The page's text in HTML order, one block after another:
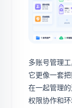
多账号管理
它更像一套
在一起管理
权限协作和